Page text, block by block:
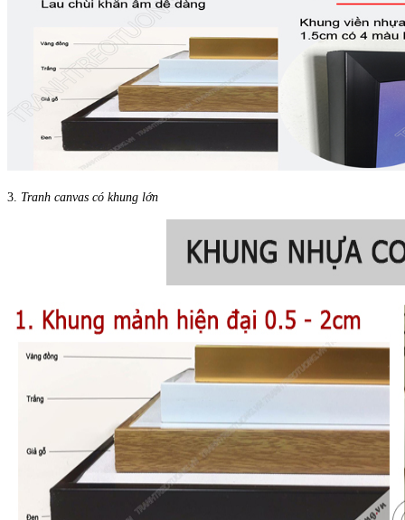
3. Tranh canvas có khung lớn